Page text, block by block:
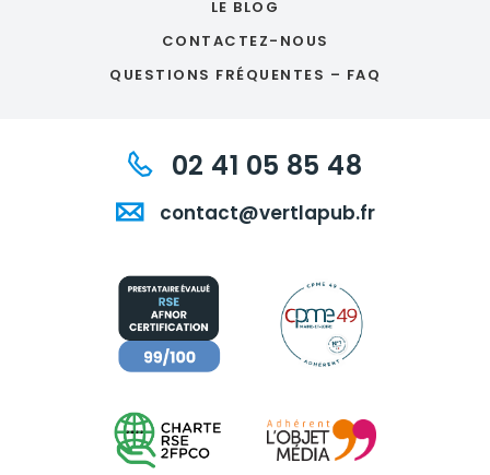
LE BLOG
CONTACTEZ-NOUS
QUESTIONS FRÉQUENTES – FAQ
02 41 05 85 48
contact@vertlapub.fr